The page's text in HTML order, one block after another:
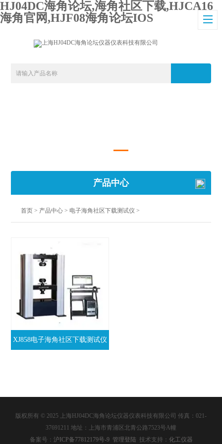
HJ04DC海角论坛,海角社区下载,HJCA16
海角官网,HJF08海角论坛IOS
产品中心
首页 > 产品中心 > 电子海角社区下载测试仪 >
XJ858电子海角社区下载测试仪
版权所有 © 2025 上海HJ04DC海角论坛仪器仪表科技有限公司 传真：021-
37691211 地址：上海市青浦区北青公路7523号A幢
备案号： 沪ICP备77812179号-9 管理登陆 技术支持： 化工仪器